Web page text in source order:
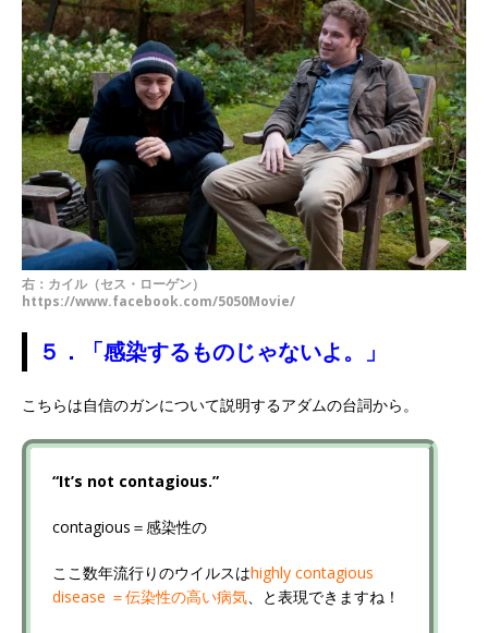
右：カイル（セス・ローゲン）
https://www.facebook.com/5050Movie/
５．「感染するものじゃないよ。」
こちらは自信のガンについて説明するアダムの台詞から。
“It’s not contagious.”
contagious＝感染性の
ここ数年流行りのウイルスはhighly contagious
disease ＝伝染性の高い病気、と表現できますね！